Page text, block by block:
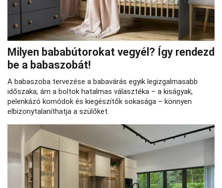
Milyen bababútorokat vegyél? Így rendezd
be a babaszobát!
A babaszoba tervezése a babavárás egyik legizgalmasabb
időszaka, ám a boltok hatalmas választéka – a kiságyak,
pelenkázó komódok és kiegészítők sokasága – könnyen
elbizonytalaníthatja a szülőket.